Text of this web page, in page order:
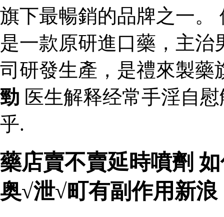
旗下最暢銷的品牌之一。
是一款原研進口藥，主
司研發生產，是禮來製
勁 医生解释经常手淫自
乎.
藥店賣不賣延時噴劑
奥√泄√町有副作用新浪